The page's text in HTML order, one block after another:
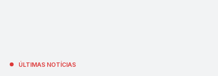
ÚLTIMAS NOTÍCIAS